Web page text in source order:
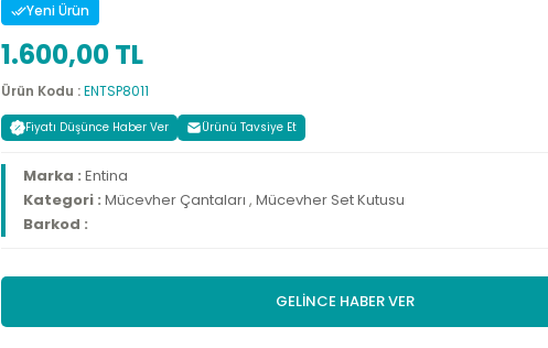
Yeni Ürün
1.600,00 TL
Ürün Kodu :ENTSP8011
Fiyatı Düşünce Haber Ver Ürünü Tavsiye Et
Marka : Entina
Kategori : Mücevher Çantaları , Mücevher Set Kutusu
Barkod :
GELİNCE HABER VER